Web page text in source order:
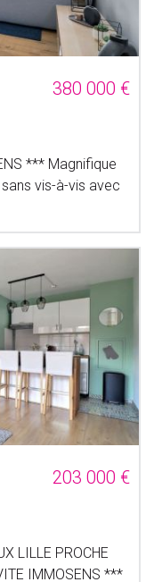
380 000 €
*** Magnifique
vis-à-vis avec
203 000 €
LILLE PROCHE
IMMOSENS ***